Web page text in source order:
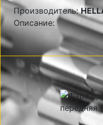
Производитель:
Описание: